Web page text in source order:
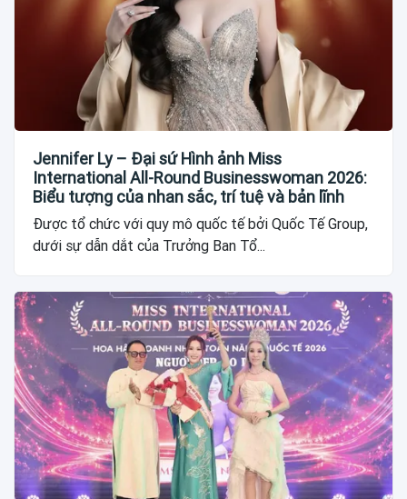
Jennifer Ly – Đại sứ Hình ảnh Miss
International All-Round Businesswoman 2026:
Biểu tượng của nhan sắc, trí tuệ và bản lĩnh
Được tổ chức với quy mô quốc tế bởi Quốc Tế Group,
dưới sự dẫn dắt của Trưởng Ban Tổ...